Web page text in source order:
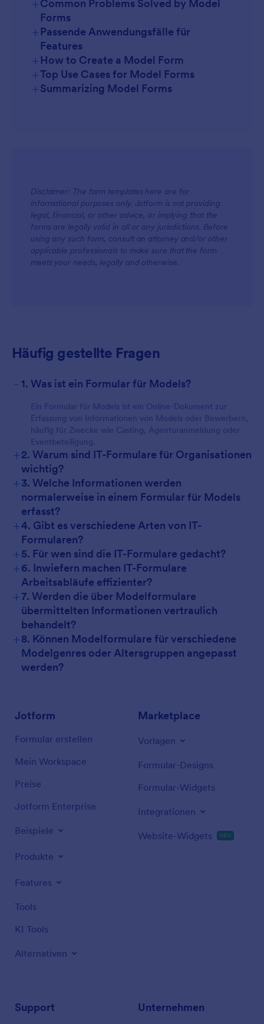
Common Problems Solved by Model
Forms
+Passende Anwendungsfälle für
Features
+How to Create a Model Form
+Top Use Cases for Model Forms
For Managers
For Teams
+Summarizing Model Forms
Disclaimer: The form templates here are for
informational purposes only. Jotform is not providing
legal, financial, or other advice, or implying that the
forms are legally valid in all or any jurisdictions. Before
using any such form, consult an attorney and/or other
applicable professionals to make sure that the form
meets your needs, legally and otherwise.
Häufig gestellte Fragen
- 1. Was ist ein Formular für Models?
Ein Formular für Models ist ein Online-Dokument zur
Erfassung von Informationen von Models oder Bewerbern,
häufig für Zwecke wie Casting, Agenturanmeldung oder
Eventbeteiligung.
+2. Warum sind IT-Formulare für Organisationen
wichtig?
+3. Welche Informationen werden
normalerweise in einem Formular für Models
erfasst?
+4. Gibt es verschiedene Arten von IT-
Formularen?
+5. Für wen sind die IT-Formulare gedacht?
+6. Inwiefern machen IT-Formulare
Arbeitsabläufe effizienter?
+7. Werden die über Modelformulare
übermittelten Informationen vertraulich
behandelt?
+8. Können Modelformulare für verschiedene
Modelgenres oder Altersgruppen angepasst
werden?
Jotform
Formular erstellen
Mein Workspace
Preise
Jotform Enterprise
Beispiele
Produkte
Features
Tools
KI Tools
Alternativen
Marketplace
Vorlagen
Formular-Designs
Formular-Widgets
Integrationen
Website-Widgets NEU
Support Unternehmen